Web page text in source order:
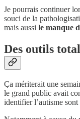
Je pourrais continuer
souci de la
mais aussi le manque
Des outils
Ça mériterait une
le grand public avait
identifier l’autisme